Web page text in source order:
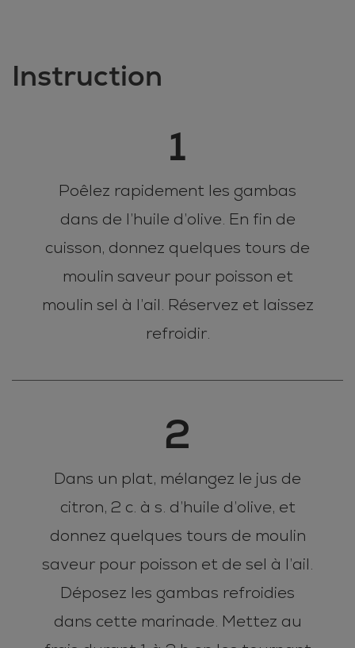
Instruction
1
Poêlez rapidement les gambas
dans de l’huile d’olive. En fin de
cuisson, donnez quelques tours de
moulin saveur pour poisson et
moulin sel à l’ail. Réservez et laissez
refroidir.
2
Dans un plat, mélangez le jus de
citron, 2 c. à s. d’huile d’olive, et
donnez quelques tours de moulin
saveur pour poisson et de sel à l’ail.
Déposez les gambas refroidies
dans cette marinade. Mettez au